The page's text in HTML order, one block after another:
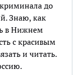
до
Знаю, как
в Нижнем
с красивым
и читать.